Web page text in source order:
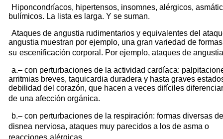
Hiponcondríacos, hipertensos, insomnes, alérgicos,
bulímicos. La lista es larga. Y se suman.
Ataques de angustia rudimentarios y equivalentes del
angustia muestran por ejemplo, una gran variedad de
su escenificación corporal. Por ejemplo, ataques de
a.– con perturbaciones de la actividad cardíaca:
arritmias breves, taquicardia duradera y hasta graves
debilidad del corazón, que hacen a veces difíciles
de una afección orgánica.
b.– con perturbaciones de la respiración: formas diversas de
disnea nerviosa, ataques muy parecidos a los de asma o
reacciones alérgicas.